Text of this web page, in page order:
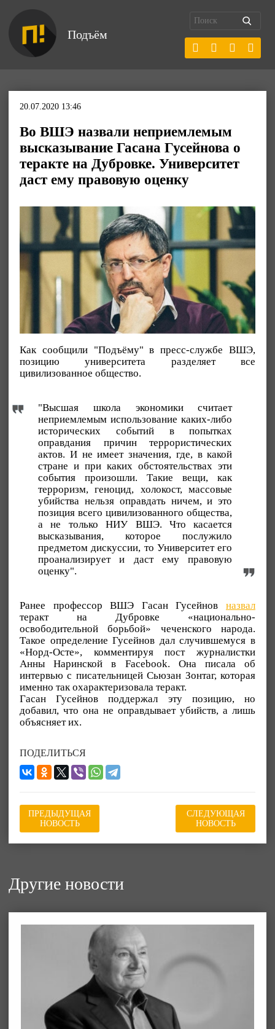
Подъём
20.07.2020 13:46
Во ВШЭ назвали неприемлемым
высказывание Гасана Гусейнова о
теракте на Дубровке. Университет
даст ему правовую оценку
Как сообщили "Подъёму" в пресс-службе ВШЭ,
позицию университета разделяет все
цивилизованное общество.
"Высшая школа экономики считает
неприемлемым использование каких-либо
исторических событий в попытках
оправдания причин террористических
актов. И не имеет значения, где, в какой
стране и при каких обстоятельствах эти
события произошли. Такие вещи, как
терроризм, геноцид, холокост, массовые
убийства нельзя оправдать ничем, и это
позиция всего цивилизованного общества,
а не только НИУ ВШЭ. Что касается
высказывания, которое послужило
предметом дискуссии, то Университет его
проанализирует и даст ему правовую
оценку".
Ранее профессор ВШЭ Гасан Гусейнов назвал
теракт на Дубровке «национально-
освободительной борьбой» чеченского народа.
Такое определение Гусейнов дал случившемуся в
«Норд-Осте», комментируя пост журналистки
Анны Наринской в Facebook. Она писала об
интервью с писательницей Сьюзан Зонтаг, которая
именно так охарактеризовала теракт.
Гасан Гусейнов поддержал эту позицию, но
добавил, что она не оправдывает убийств, а лишь
объясняет их.
ПОДЕЛИТЬСЯ
ПРЕДЫДУЩАЯ
НОВОСТЬ
СЛЕДУЮЩАЯ
НОВОСТЬ
Другие новости